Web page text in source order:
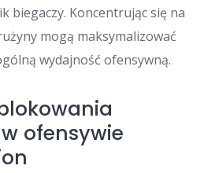
biegaczy. Koncentrując się na
mogą maksymalizować
wydajność ofensywną.
ofensywie